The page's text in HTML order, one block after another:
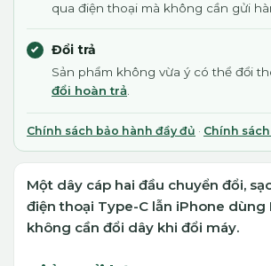
qua điện thoại mà không cần gửi
Đổi trả
Sản phẩm không vừa ý có thể đổi
đổi hoàn trả
Chính sách bảo hành đầy đủ · Chính
Một dây cáp hai đầu chuyển đổi,
điện thoại Type-C lẫn iPhone dùng
không cần đổi dây khi đổi máy.